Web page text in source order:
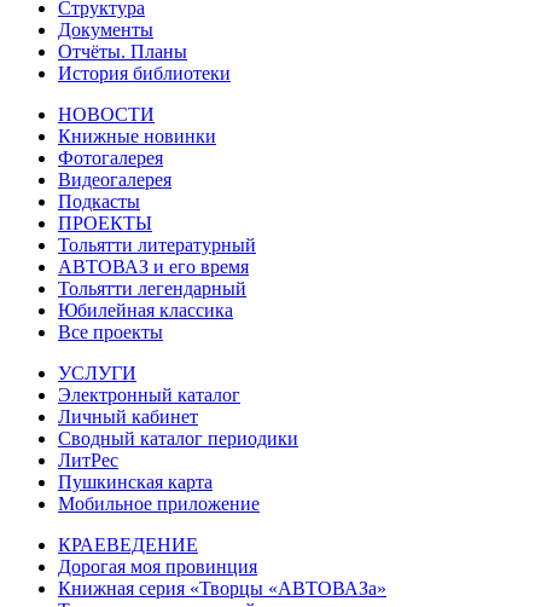
Структура
Документы
Отчёты. Планы
История библиотеки
НОВОСТИ
Книжные новинки
Фотогалерея
Видеогалерея
Подкасты
ПРОЕКТЫ
Тольятти литературный
АВТОВАЗ и его время
Тольятти легендарный
Юбилейная классика
Все проекты
УСЛУГИ
Электронный каталог
Личный кабинет
Сводный каталог периодики
ЛитРес
Пушкинская карта
Мобильное приложение
КРАЕВЕДЕНИЕ
Дорогая моя провинция
Книжная серия «Творцы «АВТОВАЗа»